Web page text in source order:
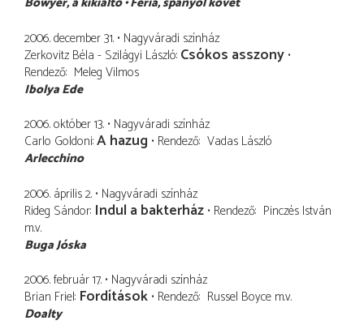
2006. december 31. Nagyváradi színház
Zerkovitz Béla - Szilágyi László Csókos asszony
Rendező Meleg Vilmos
Ibolya Ede
2006. október 13. Nagyváradi színház
Carlo Goldoni A hazug Rendező Vadas László
Arlecchino
2006. április 2. Nagyváradi színház
Rideg Sándor Indul a bakterház Rendező Pinczés István
m.v.
Buga Jóska
2006. február 17. Nagyváradi színház
Brian Friel Fordítások Rendező Russel Boyce m.v.
Doalty